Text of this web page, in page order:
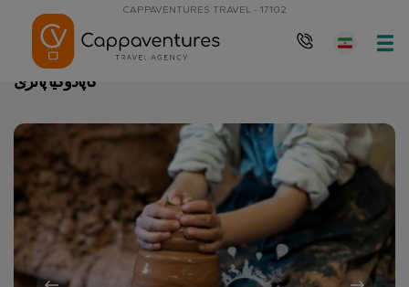
CAPPAVENTURES TRAVEL - 17102
صفحه نخست
کاپادوکیا پاتری